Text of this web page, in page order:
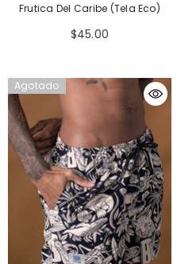
Frutica Del Caribe (Tela Eco)
$45.00
Agotado